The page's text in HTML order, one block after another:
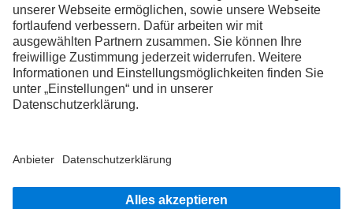
Tausche jetzt Erfahrungen mit anderen Truckerinnen und